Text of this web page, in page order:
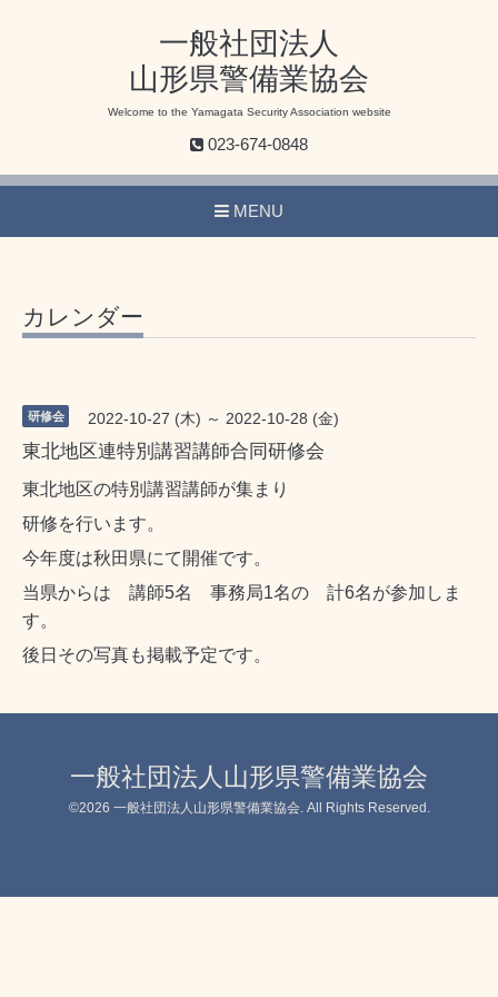
一般社団法人
山形県警備業協会
Welcome to the Yamagata Security Association website
023-674-0848
MENU
カレンダー
研修会 2022-10-27 (木) ～ 2022-10-28 (金)
東北地区連特別講習講師合同研修会
東北地区の特別講習講師が集まり
研修を行います。
今年度は秋田県にて開催です。
当県からは 講師5名 事務局1名の 計6名が参加しま
す。
後日その写真も掲載予定です。
一般社団法人山形県警備業協会
©2026 一般社団法人山形県警備業協会. All Rights Reserved.